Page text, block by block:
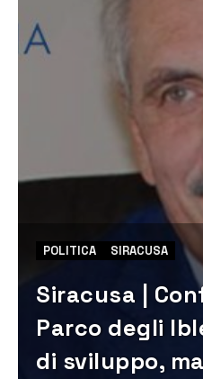
POLITICA SIRACUSA
Siracusa |
Parco degli
di sviluppo,